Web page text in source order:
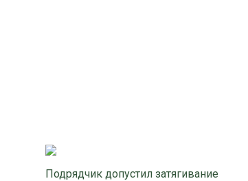
Подрядчик допустил затягивание